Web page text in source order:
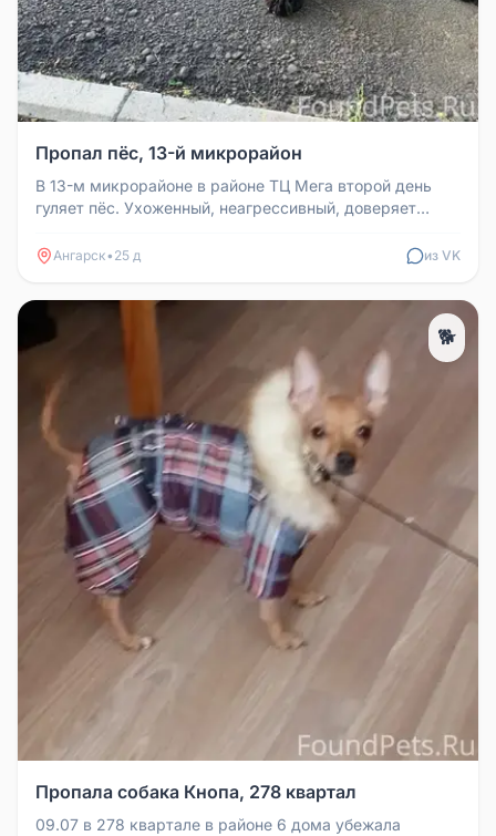
Пропал пёс, 13-й микрорайон
В 13-м микрорайоне в районе ТЦ Мега второй день
гуляет пёс. Ухоженный, неагрессивный, доверяет
Ангарск• 25 д из VK
🐕
Пропала собака Кнопа, 278 квартал
09.07 в 278 квартале в районе 6 дома убежала